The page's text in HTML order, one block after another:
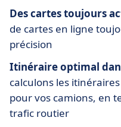
Des cartes toujours
de cartes en ligne
précision
Itinéraire optimal
calculons les
pour vos camions, en
trafic routier